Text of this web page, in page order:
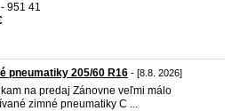
951 41
pneumatiky 205/60 R16 - [8.8. 2026]
na predaj Zánovne veľmi málo
zimné pneumatiky C ...